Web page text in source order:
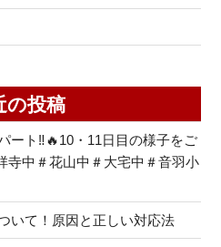
の投稿
ート‼🔥10・11日目の様子をご
寺中＃花山中＃大宅中＃音羽小
いて！原因と正しい対応法